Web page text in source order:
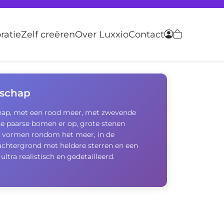
Zelf creërenOver LuxxioContact
met een rood meer, met zwevende
paarse bomen er op, grote stenen
rondom het meer, in de
met heldere sterren en een
realistisch en gedetailleerd.